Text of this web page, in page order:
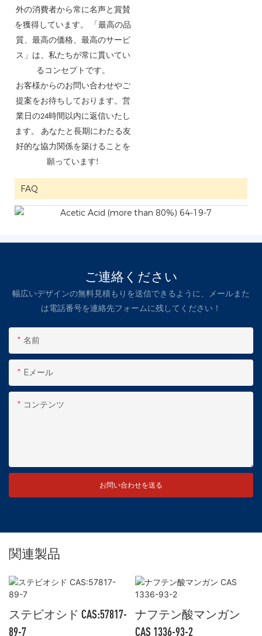
外の消費者から常に名声と賞賛
を獲得しています。 「最高の品
質、最高の価格、最高のサービ
ス」は、私たちが常に貫いてい
るコンセプトです。
お客様からのお問い合わせやご
提案をお待ちしております。営
業日の24時間以内に返信いたし
ます。 あなたと長期にわたる友
好的な協力関係を築けることを
願っています!
FAQ
ご連絡ください
幅広いデザインの無料見積もりを送信できるように、メールまた
は電話番号を連絡先フォームに残してください！
名前
Eメール
コンテンツ
お問い合わせを送る
関連製品
ステビオシド CAS:57817-
89-7
ナフテン酸マンガン
CAS 1336-93-2